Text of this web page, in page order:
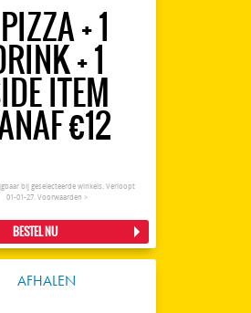
+ 1
+ 1
ITEM
€12
bij geselecteerde winkels. Verloopt
01-01-27. Voorwaarden >
BESTEL NU
AFHALEN